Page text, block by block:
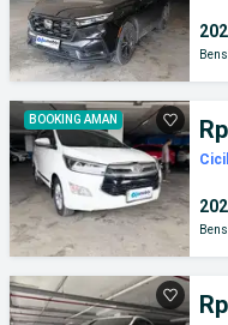
BOOKING AMAN